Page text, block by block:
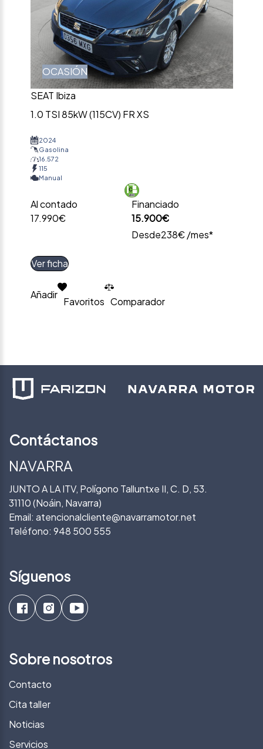
OCASIÓN
SEAT Ibiza
1.0 TSI 85kW (115CV) FR XS
2024
Gasolina
16.572
115
Manual
Al contado
17.990€
Financiado
15.900€
Desde238€ /mes*
Ver ficha
Añadir
Favoritos Comparador
Contáctanos
NAVARRA
JUNTO A LA ITV, Polígono Talluntxe II, C. D, 53.
31110 (Noáin, Navarra)
Email: atencionalcliente@navarramotor.net
Teléfono: 948 500 555
Síguenos
Sobre nosotros
Contacto
Cita taller
Noticias
Servicios